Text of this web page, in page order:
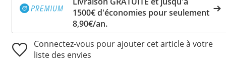
1500€ d'économies pour seulement
8,90€/an.
Connectez-vous pour ajouter cet article à votre
liste des envies